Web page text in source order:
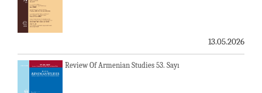
13.05.2026
Review Of Armenian Studies 53. Sayı